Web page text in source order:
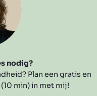
nodig?
Plan een gratis en
min) in met mij!